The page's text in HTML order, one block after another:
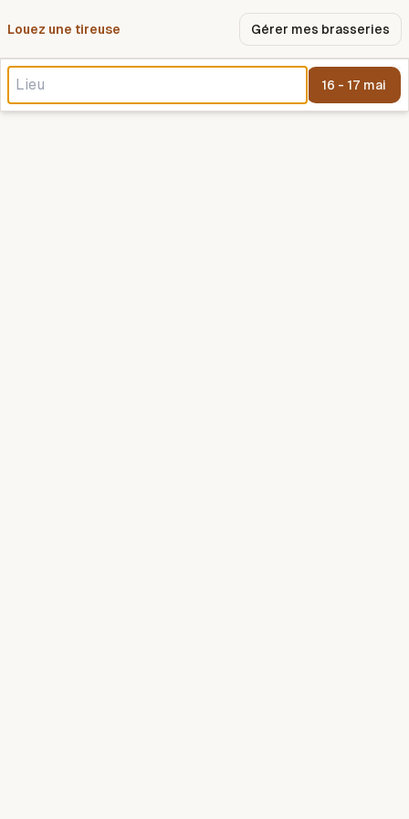
Louez une tireuse Gérer mes brasseries
16 - 17 mai